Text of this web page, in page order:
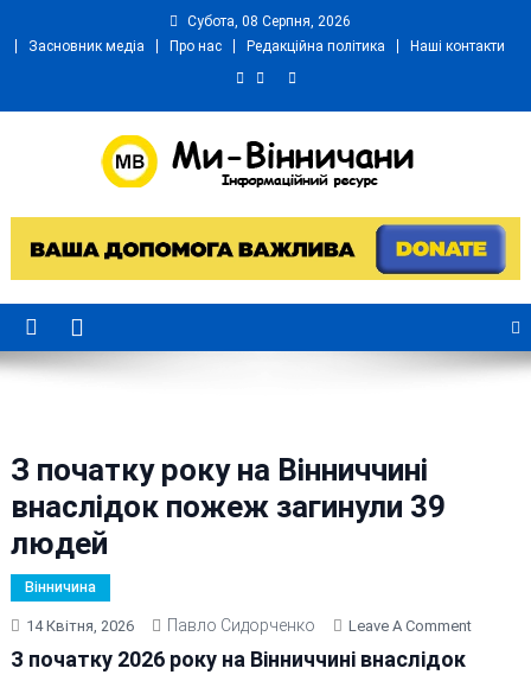
Субота, 08 Серпня, 2026
Засновник медіа
Про нас Редакційна політика Наші контакти
Ми Вінничани
З початку року на Вінниччині
внаслідок пожеж загинули 39
людей
Вінничина
14 Квітня, 2026 Павло Сидорченко Leave A CommentOn
З початку 2026 року на Вінниччині внаслідок